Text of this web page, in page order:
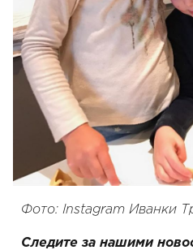
Фото: Instagram Иванки
Следите за нашими